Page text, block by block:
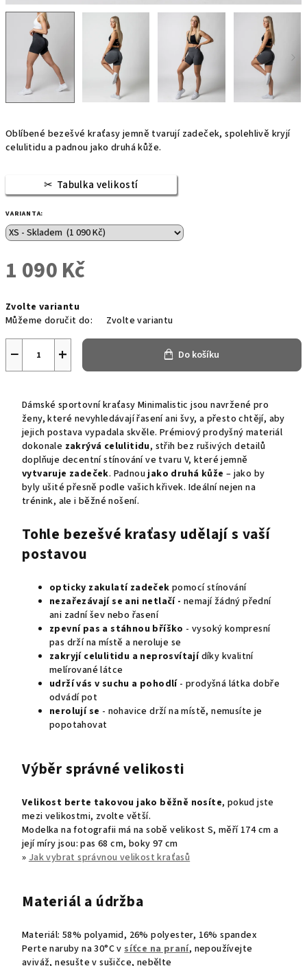
Oblíbené bezešvé kraťasy jemně tvarují zadeček, spolehlivě kryjí
celulitidu a padnou jako druhá kůže.
Tabulka velikostí
VARIANTA:
1 090 Kč
cena:
Zvolte variantu
Můžeme doručit do:
Zvolte variantu
+
− Do košíku
Dámské sportovní kraťasy Minimalistic jsou navržené pro
ženy, které nevyhledávají řasení ani švy, a přesto chtějí, aby
jejich postava vypadala skvěle. Prémiový prodyšný materiál
dokonale zakrývá celulitidu, střih bez rušivých detailů
doplňuje decentní stínování ve tvaru V, které jemně
vytvaruje zadeček. Padnoujako druhá kůže – jako by
byly ušité přesně podle vašich křivek. Ideální nejen na
trénink, ale i běžné nošení.
Tohle bezešvé kraťasy udělají s vaší
postavou
opticky zakulatí zadeček pomocí stínování
nezařezávají se ani netlačí - nemají žádný přední
ani zadní šev nebo řasení
zpevní pas a stáhnou bříško - vysoký kompresní
pas drží na místě a neroluje se
zakryjí celulitidu a neprosvítajídíky kvalitní
melírované látce
udrží vás v suchu a pohodlí - prodyšná látka dobře
odvádí pot
nerolují se - nohavice drží na místě, nemusíte je
popotahovat
Výběr správné velikosti
Velikost berte takovou jako běžně nosíte, pokud jste
mezi velikostmi, zvolte větší.
Modelka na fotografii má na sobě velikost S, měří 174 cm a
její míry jsou: pas 68 cm, boky 97 cm
»Jak vybrat správnou velikost kraťasů
Materiál a údržba
Materiál: 58% polyamid, 26% polyester, 16% spandex
Perte naruby na 30°C vsíťce na praní, nepoužívejte
aviváž, nesušte v sušičce, nebělte